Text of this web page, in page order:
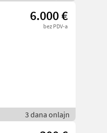
6.000 €
bez PDV-a
3 dana onlajn